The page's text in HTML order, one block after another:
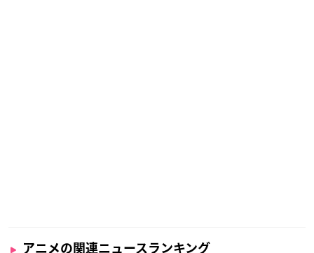
アニメの関連ニュースランキング